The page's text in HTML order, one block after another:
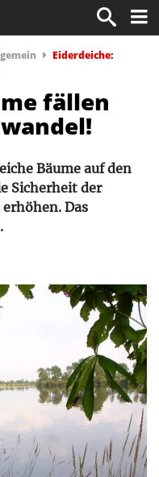
Eiderdeiche:
fällen
Bäume auf den
Sicherheit der
Das